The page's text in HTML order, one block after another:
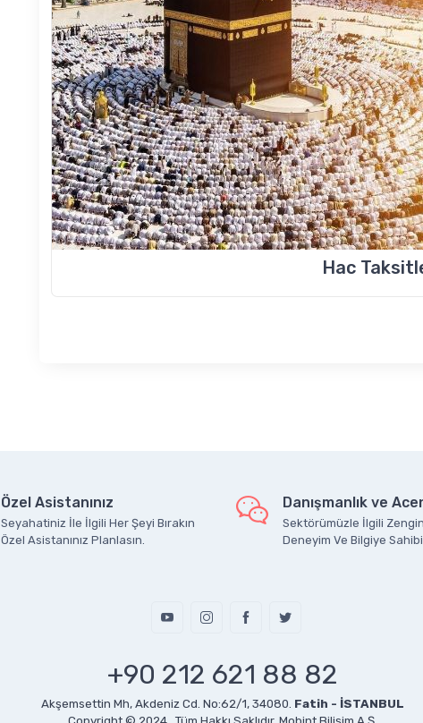
Hac
Özel Asistanınız
Seyahatiniz İle İlgili Her Şeyi Bırakın
Özel Asistanınız Planlasın.
Danışmanlık ve
Sektörümüzle İlgili
Deneyim Ve Bilgiye
+90 212 621 88 82
Akşemsettin Mh, Akdeniz Cd. No:62/1, 34080. Fatih - İSTANBUL